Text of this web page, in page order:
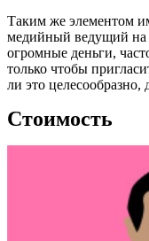
Таким же элементом
медийный ведущий на
огромные деньги,
только чтобы
ли это целесообразно,
Стоимость